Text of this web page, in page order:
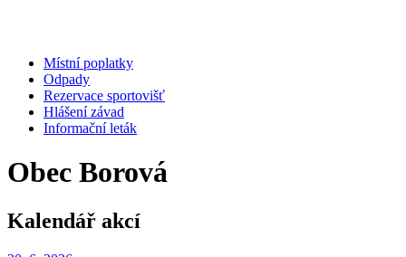
Místní poplatky
Odpady
Rezervace sportovišť
Hlášení závad
Informační leták
Obec Borová
Kalendář akcí